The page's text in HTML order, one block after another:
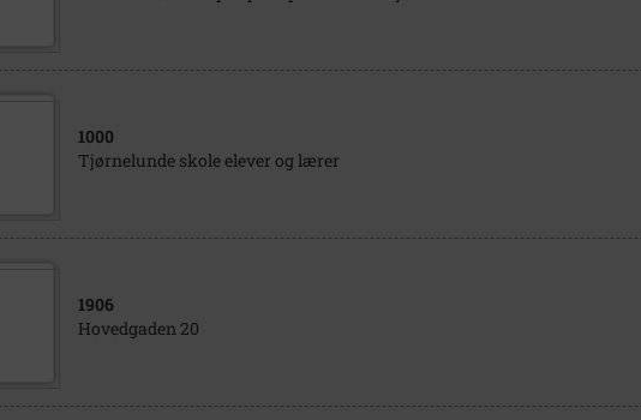
1000
Tjørnelunde skole elever og lærer
1906
Hovedgaden 20